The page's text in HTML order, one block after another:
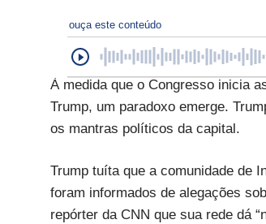
ouça este conteúdo
À medida que o Congresso inicia
Trump, um paradoxo emerge.
os mantras políticos da capital.
Trump tuíta que a comunidade de
foram informados de alegações
repórter da CNN que sua rede dá